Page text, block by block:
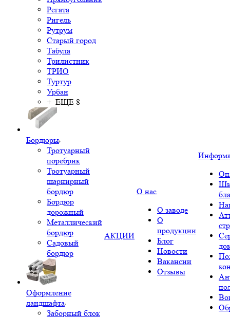
Регата
Ригель
Рутрум
Старый город
Табула
Трилистник
ТРИО
Туртур
Урбан
+ ЕЩЕ 8
Бордюры
Тротуарный
поребрик
Тротуарный
шарнирный
бордюр
Бордюр
дорожный
Металлический
бордюр
Садовый
бордюр
Оформление
ландшафта
Заборный блок
АКЦИИ
О нас
О заводе
О
продукции
Блог
Новости
Вакансии
Отзывы